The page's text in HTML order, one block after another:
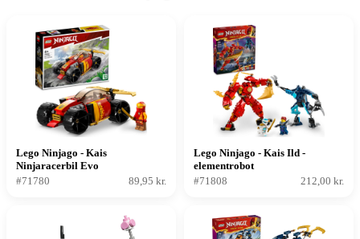
Lego Ninjago - Kais
Ninjaracerbil Evo
#71780
89,95 kr.
Lego Ninjago - Kais Ild -
elementrobot
#71808
212,00 kr.